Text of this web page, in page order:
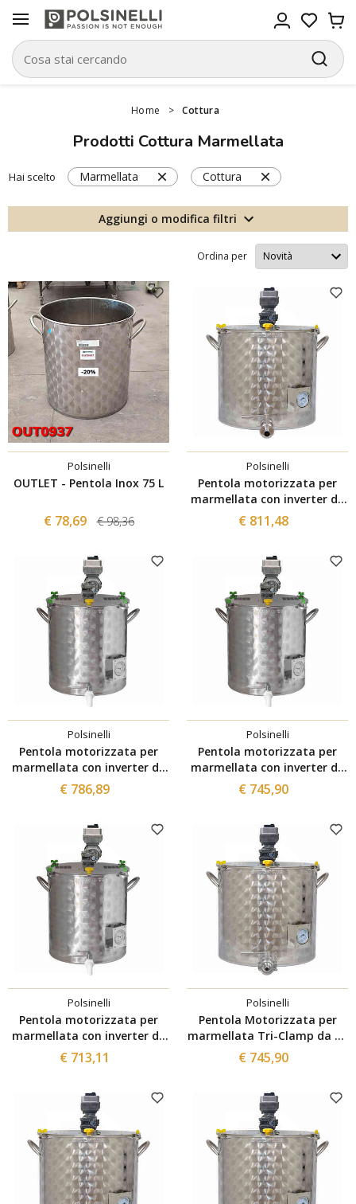
Home > Cottura
Prodotti Cottura Marmellata
Hai scelto Marmellata Cottura
Aggiungi o modifica filtri
Ordina per
Polsinelli
OUTLET - Pentola Inox 75 L
€ 78,69 € 98,36
Polsinelli
Pentola motorizzata per
marmellata con inverter da
100 L
€ 811,48
Polsinelli
Pentola motorizzata per
marmellata con inverter da
75 L
€ 786,89
Polsinelli
Pentola motorizzata per
marmellata con inverter da
50 L
€ 745,90
Polsinelli
Pentola motorizzata per
marmellata con inverter da
35 L
€ 713,11
Polsinelli
Pentola Motorizzata per
marmellata Tri-Clamp da 35
L con inverter
€ 745,90